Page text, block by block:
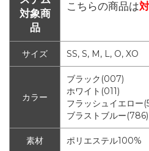
対象商
品
こちらの商品は
サイズ SS, S, M, L, O, XO
カラー
ブラック(007)
ホワイト(011)
フラッシュイエロー
ブラストブルー(786)
素材 ポリエステル100%